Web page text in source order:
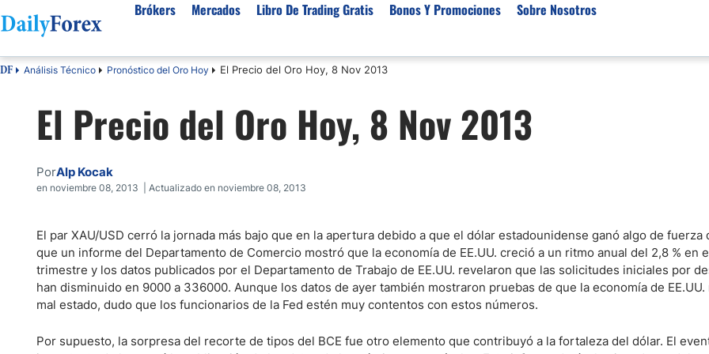
Brókers
España
Argentina
Rep. Dominicana
Mexico
Costa Rica
Venezuela
Guatemala
Cuba
Brokers Regulados
Brokers Para Scalping
Brokers por Categoría
Mercados
Divisas
EUR/USD
Materias Primas
Precio del Cafe
Precio del Cacao
Oro (XAU/USD)
Plata (XAG/USD)
Petróleo WTI
Todas las Materias Primas
Indices
Mercado de Acciones
Libro De Trading Gratis Bonos Y Promociones Sobre Nosotros
Sobre Nosotros
Política editorial
Cómo generamos ingresos
Nuestra metodología
Por qué confiar en nosotros
DF Análisis Técnico Pronóstico del Oro Hoy El Precio del Oro Hoy, 8 Nov 2013
El Precio del Oro Hoy, 8 Nov 2013
PorAlp Kocak
en noviembre 08, 2013 | Actualizado en noviembre 08, 2013
El par XAU/USD cerró la jornada más bajo que en la apertura debido a que el dólar estadounidense ganó algo de fuerza
que un informe del Departamento de Comercio mostró que la economía de EE.UU. creció a un ritmo anual del 2,8 % en
trimestre y los datos publicados por el Departamento de Trabajo de EE.UU. revelaron que las solicitudes iniciales por
han disminuido en 9000 a 336000. Aunque los datos de ayer también mostraron pruebas de que la economía de EE.UU.
mal estado, dudo que los funcionarios de la Fed estén muy contentos con estos números.
Por supuesto, la sorpresa del recorte de tipos del BCE fue otro elemento que contribuyó a la fortaleza del dólar. El